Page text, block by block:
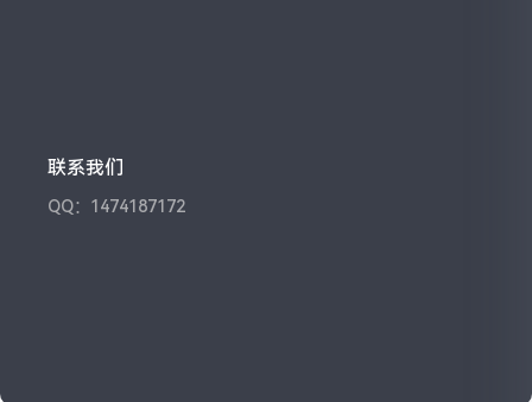
联系我们
QQ：1474187172